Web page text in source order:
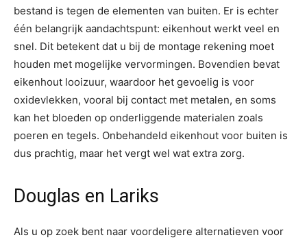
bestand is tegen de elementen van buiten. Er is echter
één belangrijk aandachtspunt: eikenhout werkt veel en
snel. Dit betekent dat u bij de montage rekening moet
houden met mogelijke vervormingen. Bovendien bevat
eikenhout looizuur, waardoor het gevoelig is voor
oxidevlekken, vooral bij contact met metalen, en soms
kan het bloeden op onderliggende materialen zoals
poeren en tegels. Onbehandeld eikenhout voor buiten is
dus prachtig, maar het vergt wel wat extra zorg.
Douglas en Lariks
Als u op zoek bent naar voordeligere alternatieven voor